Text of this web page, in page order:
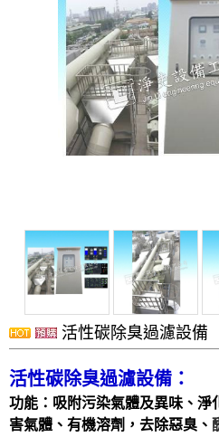
耐酸鹼、防腐蝕設
活性碳除臭過濾設備
活性碳除臭過濾設備：
功能：吸附污染氣體及異味、淨
害氣體、有機溶劑，去除惡臭、